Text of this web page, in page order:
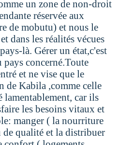
un zone de non-droit
réservée aux
de mobutu) et nous le
dans les réalités vécues
là. Gérer un état,c'est
concerné.Toute
et ne vise que le
de Kabila ,comme celle
lamentablement, car ils
les besoins vitaux et
manger ( la nourriture
de qualité et la distribuer